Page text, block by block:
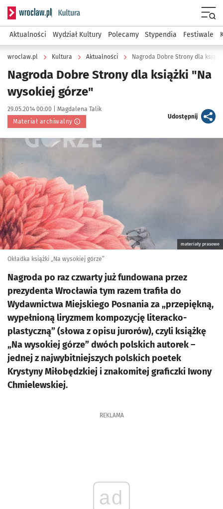
Serwis informacyjny wroclaw.pl podserwis: Kultura
Aktualności Wydział Kultury Polecamy Stypendia Festiwale
wroclaw.pl Kultura Aktualności Nagroda Dobre Strony dla
Nagroda Dobre Strony dla książki "Na
wysokiej górze"
Data publikacji:
29.05.2014 00:00 | Autor:
Magdalena Talik
Materiał archiwalny
Udostępnijartykuł
Kliknij, aby powiększyć
materiały prasowe
Okładka książki „Na wysokiej górze”
Nagroda po raz czwarty już fundowana przez
prezydenta Wrocławia tym razem trafiła do
Wydawnictwa Miejskiego Posnania za „przepiękną,
wypełnioną liryzmem kompozycję literacko-
plastyczną” (słowa z opisu jurorów), czyli książkę
„Na wysokiej górze” dwóch polskich autorek –
jednej z najwybitniejszych polskich poetek
Krystyny Miłobędzkiej i znakomitej graficzki Iwony
Chmielewskiej.
REKLAMA
ad